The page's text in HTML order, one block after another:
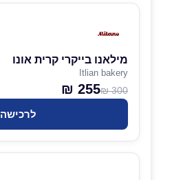
מילאנו בייקרי קרית אונו
Itlian bakery
300 ₪
255 ₪
לרכישה